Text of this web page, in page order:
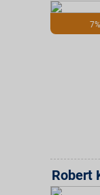
7%
Robert